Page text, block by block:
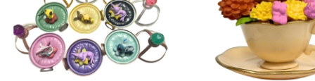
Cửa Hàng Phụ Kiện Ô Tô ( Sản Phẩm Mô Hình Lắc Đầu
)
--------------------------------------------------------------------------------------------